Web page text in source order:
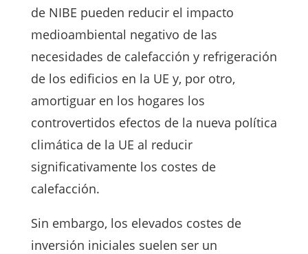
de NIBE pueden reducir el impacto
medioambiental negativo de las
necesidades de calefacción y refrigeración
de los edificios en la UE y, por otro,
amortiguar en los hogares los
controvertidos efectos de la nueva política
climática de la UE al reducir
significativamente los costes de
calefacción.
Sin embargo, los elevados costes de
inversión iniciales suelen ser un